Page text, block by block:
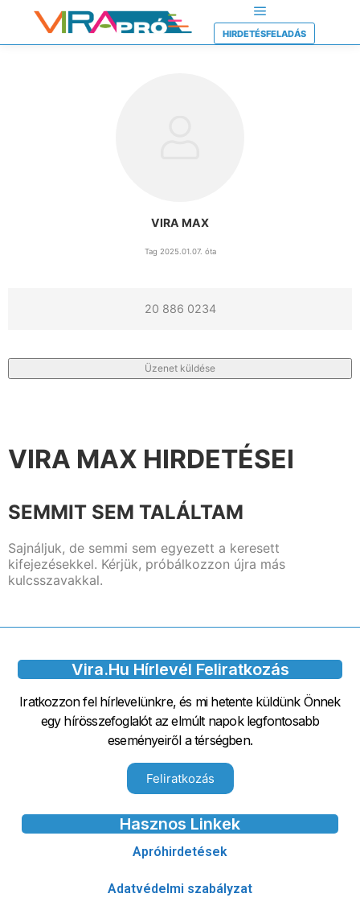
HIRDETÉSFELADÁS
VIRA MAX
Tag 2025.01.07. óta
20 886 0234
Üzenet küldése
VIRA MAX HIRDETÉSEI
SEMMIT SEM TALÁLTAM
Sajnáljuk, de semmi sem egyezett a keresett
kifejezésekkel. Kérjük, próbálkozzon újra más
kulcsszavakkal.
Vira.hu Hírlevél Feliratkozás
Iratkozzon fel hírlevelünkre, és mi hetente küldünk Önnek
egy hírösszefoglalót az elmúlt napok legfontosabb
eseményeiről a térségben.
Feliratkozás
Hasznos Linkek
Apróhirdetések
Adatvédelmi szabályzat